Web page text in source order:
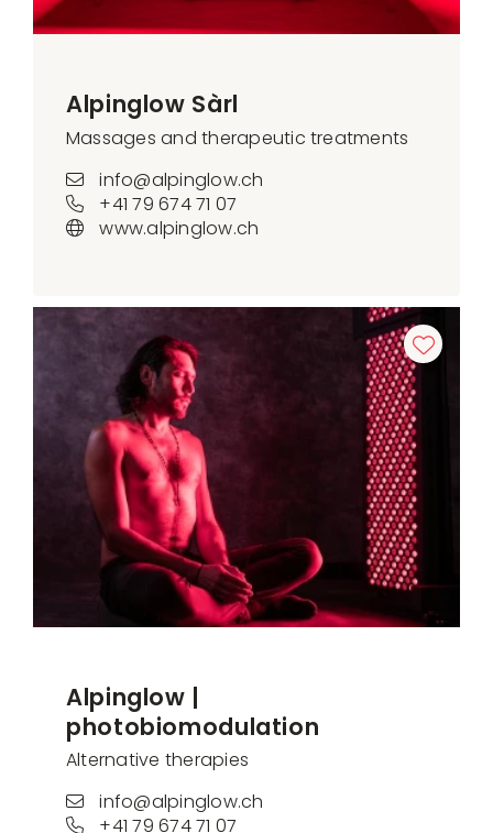
Alpinglow Sàrl
Massages and therapeutic treatments
info@alpinglow.ch
+41 79 674 71 07
www.alpinglow.ch
Alpinglow |
photobiomodulation
Alternative therapies
info@alpinglow.ch
+41 79 674 71 07